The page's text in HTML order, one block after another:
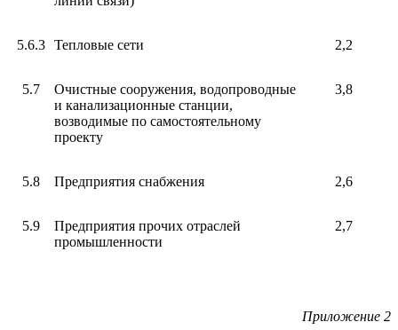
5.6.3 Тепловые сети 2,2
5.7
Очистные сооружения, водопроводные
и канализационные станции,
возводимые по самостоятельному
проекту
3,8
5.8 Предприятия снабжения 2,6
5.9
Предприятия прочих отраслей
промышленности
2,7
Приложение 2